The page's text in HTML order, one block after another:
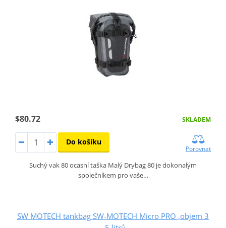
$80.72 SKLADEM
Do košíku
Porovnat
Suchý vak 80 ocasní taška Malý Drybag 80 je dokonalým
společníkem pro vaše…
SW MOTECH tankbag SW-MOTECH Micro PRO ,objem 3